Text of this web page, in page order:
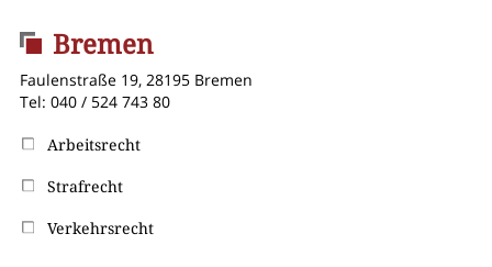
Bremen
Faulenstraße 19, 28195 Bremen
Tel: 040 / 524 743 80
Arbeitsrecht
Strafrecht
Verkehrsrecht